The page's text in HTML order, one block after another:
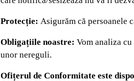
Protecție: Asigurăm că persoanele
Obligațiile noastre: Vom analiza
unor nereguli.
Ofițerul de Conformitate este